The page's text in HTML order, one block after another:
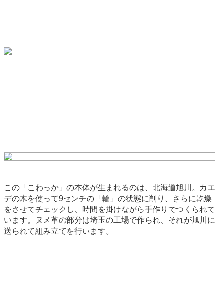
この「こわっか」の本体が生まれるのは、北海道旭川。カエ
デの木を使って9センチの「輪」の状態に削り、さらに乾燥
をさせてチェックし、時間を掛けながら手作りでつくられて
います。ヌメ革の部分は埼玉の工場で作られ、それが旭川に
送られて組み立てを行います。